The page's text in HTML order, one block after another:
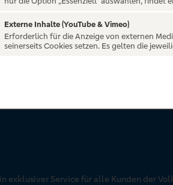
exklusiver Service für alle Kunden der
Externe Inhalte (YouTube & Vimeo)
Erforderlich für die Anzeige von externen
seinerseits Cookies setzen. Es gelten die